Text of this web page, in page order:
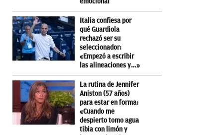
Italia confiesa por
qué Guardiola
rechazó ser su
seleccionador:
«Empezó a escribir
las alineaciones y…»
La rutina de Jennifer
Aniston (57 años)
para estar en forma:
«Cuando me
despierto tomo agua
tibia con limón y